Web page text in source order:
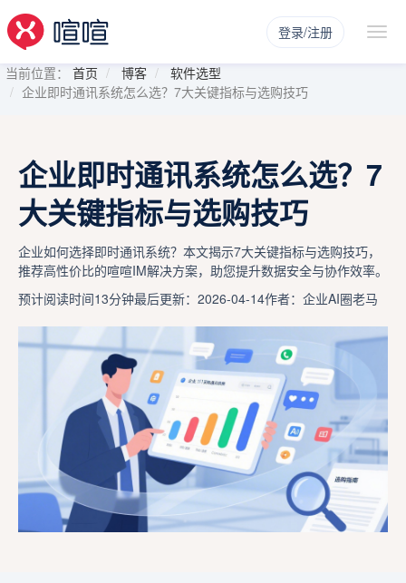
登录/注册
当前位置： 首页 博客
软件选型
企业即时通讯系统怎么选？7大关键指标与选购技巧
企业即时通讯系统怎么选？7
大关键指标与选购技巧
企业如何选择即时通讯系统？本文揭示7大关键指标与选购技巧，
推荐高性价比的喧喧IM解决方案，助您提升数据安全与协作效率。
预计阅读时间13分钟最后更新：2026-04-14作者：企业AI圈老马